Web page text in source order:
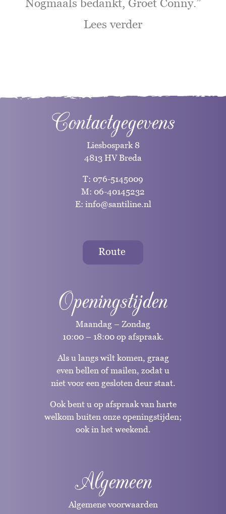
Nogmaals bedankt, Groet Conny.”
Lees verder
Contactgegevens
Liesbospark 8
4813 HV Breda
T: 076-5145009
M: 06-40145232
E: info@santiline.nl
Route
Openingstijden
Maandag – Zondag
10:00 – 18:00 op afspraak.
Als u langs wilt komen, graag
even bellen of mailen, zodat u
niet voor een gesloten deur staat.
Ook bent u op afspraak van harte
welkom buiten onze openingstijden;
ook in het weekend.
Algemeen
Algemene voorwaarden